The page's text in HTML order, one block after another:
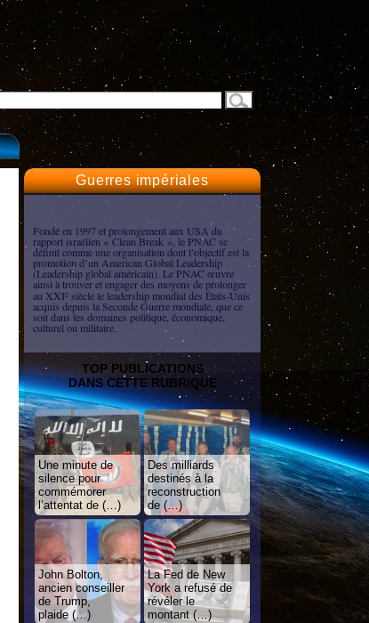
Guerres impériales
Fondé en 1997 et prolongement aux USA du
rapport israélien « Clean Break », le PNAC se
définit comme une organisation dont l’objectif est la
promotion d’un American Global Leadership
(Leadership global américain). Le PNAC œuvre
ainsi à trouver et engager des moyens de prolonger
au XXIe siècle le leadership mondial des États-Unis
acquis depuis la Seconde Guerre mondiale, que ce
soit dans les domaines politique, économique,
culturel ou militaire.
TOP PUBLICATIONS
DANS CETTE RUBRIQUE
Une minute de
silence pour
commémorer
l’attentat de (…)
Des milliards
destinés à la
reconstruction
de (…)
John Bolton,
ancien conseiller
de Trump,
plaide (…)
La Fed de New
York a refusé de
révéler le
montant (…)